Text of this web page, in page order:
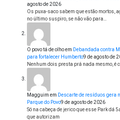
agosto de 2026
Os puxa-saco sabem que estão mortos,
no último suspiro, se não vão para…
O povo tá de olhoem Debandada contra
para fortalecer Humberto9 de agosto de
Nenhum dois presta prá nada mesmo, é
Magguim em Descarte de resíduos gera
Parque do Povo9 de agosto de 2026
Só na cabeça de jerico que esse Park dá
que autorizam